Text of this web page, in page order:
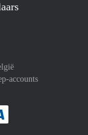
accounts
met Mastercardaf met Meastro